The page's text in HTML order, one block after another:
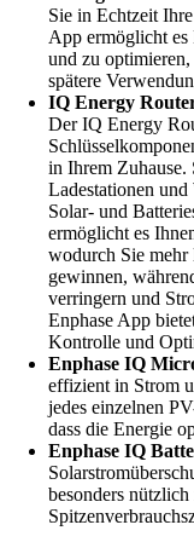
Sie in Echtzeit
App ermöglicht es
und zu
spätere
IQ Energy
Der IQ Energy
in Ihrem Zuhause.
Ladestationen und
Solar- und
ermöglicht es
wodurch Sie
gewinnen,
verringern und
Enphase App
Kontrolle und
Enphase IQ
effizient in Strom
jedes einzelnen
dass die Energie
Enphase IQ
besonders